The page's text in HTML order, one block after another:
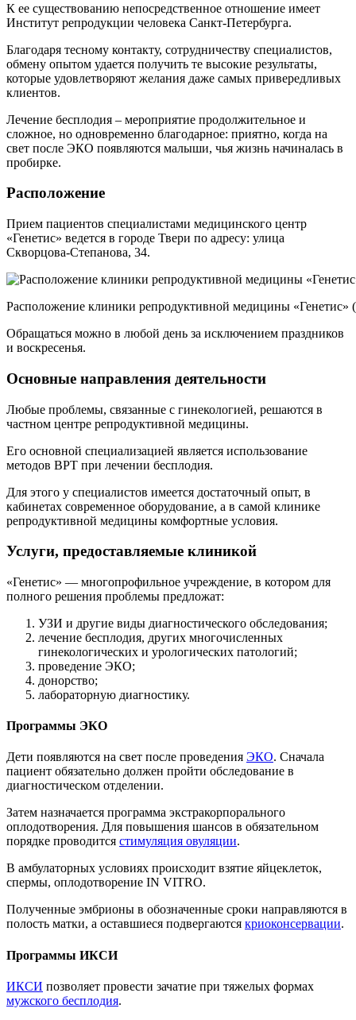
К ее существованию непосредственное отношение имеет
Институт репродукции человека Санкт-Петербурга.
Благодаря тесному контакту, сотрудничеству специалистов,
обмену опытом удается получить те высокие результаты,
которые удовлетворяют желания даже самых привередливых
клиентов.
Лечение бесплодия – мероприятие продолжительное и
сложное, но одновременно благодарное: приятно, когда на
свет после ЭКО появляются малыши, чья жизнь начиналась в
пробирке.
Расположение
Прием пациентов специалистами медицинского центр
«Генетис» ведется в городе Твери по адресу: улица
Скворцова-Степанова, 34.
Расположение клиники репродуктивной медицины «Генетис»
Обращаться можно в любой день за исключением праздников
и воскресенья.
Основные направления деятельности
Любые проблемы, связанные с гинекологией, решаются в
частном центре репродуктивной медицины.
Его основной специализацией является использование
методов ВРТ при лечении бесплодия.
Для этого у специалистов имеется достаточный опыт, в
кабинетах современное оборудование, а в самой клинике
репродуктивной медицины комфортные условия.
Услуги, предоставляемые клиникой
«Генетис» — многопрофильное учреждение, в котором для
полного решения проблемы предложат:
УЗИ и другие виды диагностического обследования;
лечение бесплодия, других многочисленных
гинекологических и урологических патологий;
проведение ЭКО;
донорство;
лабораторную диагностику.
Программы ЭКО
Дети появляются на свет после проведения ЭКО. Сначала
пациент обязательно должен пройти обследование в
диагностическом отделении.
Затем назначается программа экстракорпорального
оплодотворения. Для повышения шансов в обязательном
порядке проводится стимуляция овуляции.
В амбулаторных условиях происходит взятие яйцеклеток,
спермы, оплодотворение IN VITRO.
Полученные эмбрионы в обозначенные сроки направляются в
полость матки, а оставшиеся подвергаются криоконсервации.
Программы ИКСИ
ИКСИ позволяет провести зачатие при тяжелых формах
мужского бесплодия.